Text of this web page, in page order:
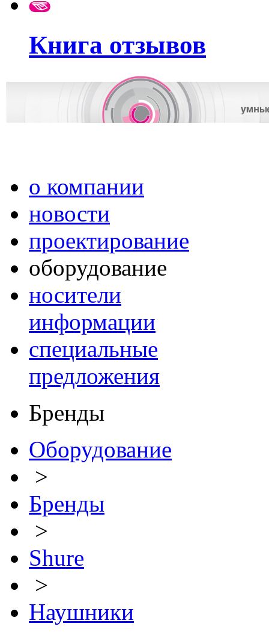
Книга отзывов
о компании
новости
проектирование
оборудование
носители
информации
специальные
предложения
Бренды
Оборудование
>
Бренды
>
Shure
>
Наушники